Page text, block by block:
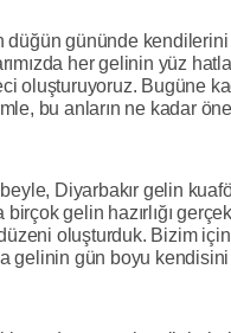
gününde kendilerini
her gelinin yüz
oluşturuyoruz. Bugüne
bu anların ne kadar
Diyarbakır gelin
birçok gelin hazırlığı
oluşturduk. Bizim
gelinin gün boyu